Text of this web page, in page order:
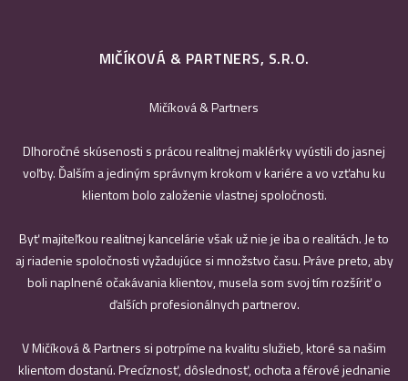
MIČÍKOVÁ & PARTNERS, S.R.O.
Mičíková & Partners
Dlhoročné skúsenosti s prácou realitnej maklérky vyústili do jasnej
voľby. Ďalším a jediným správnym krokom v kariére a vo vzťahu ku
klientom bolo založenie vlastnej spoločnosti.
Byť majiteľkou realitnej kancelárie však už nie je iba o realitách. Je to
aj riadenie spoločnosti vyžadujúce si množstvo času. Práve preto, aby
boli naplnené očakávania klientov, musela som svoj tím rozšíriť o
ďalších profesionálnych partnerov.
V Mičíková & Partners si potrpíme na kvalitu služieb, ktoré sa našim
klientom dostanú. Precíznosť, dôslednosť, ochota a férové jednanie